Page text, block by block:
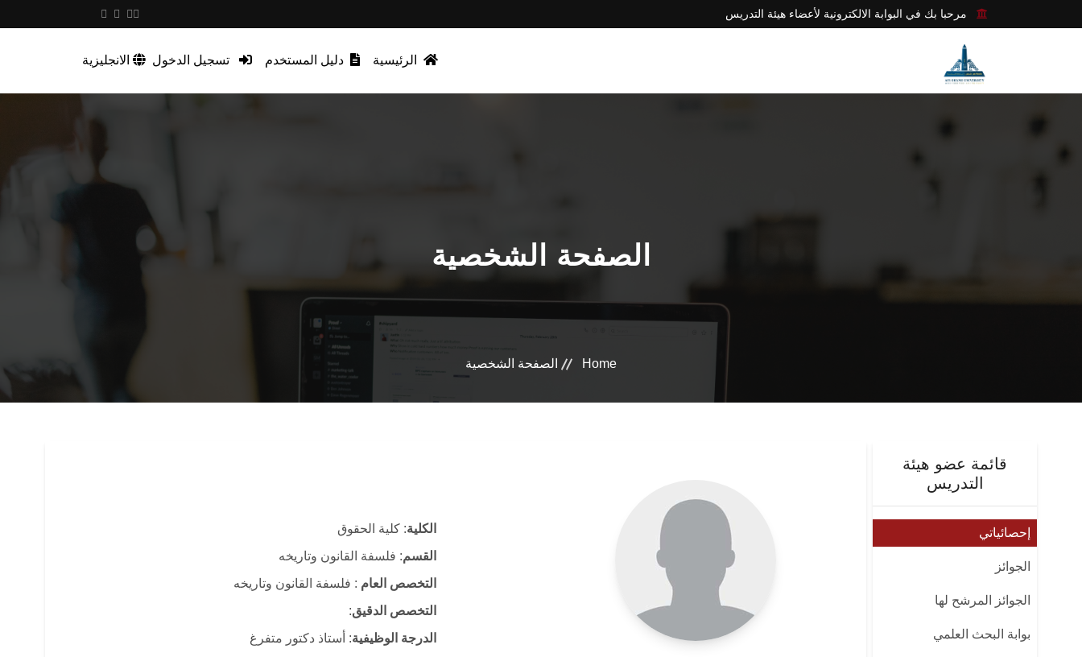
مرحبا بك في البوابة الالكترونية لأعضاء هيئة التدريس
الرئيسية دليل المستخدم تسجيل الدخول الانجليزية
الصفحة الشخصية
Home الصفحة الشخصية
قائمة عضو هيئة
التدريس
إحصائياتي
الجوائز
الجوائز المرشح لها
بوابة البحث العلمي
الكلية: كلية الحقوق
القسم: فلسفة القانون وتاريخه
التخصص العام : فلسفة القانون وتاريخه
التخصص الدقيق:
الدرجة الوظيفية: أستاذ دكتور متفرغ